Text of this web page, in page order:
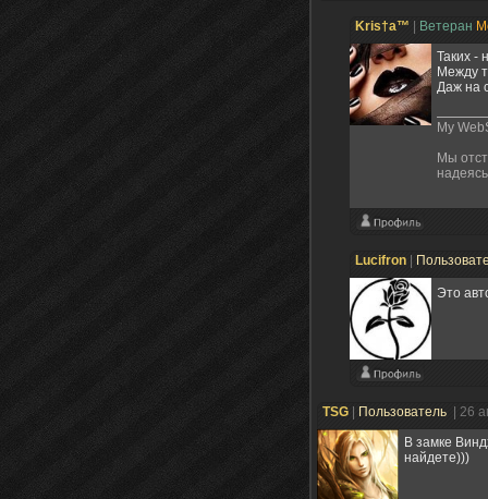
Kris†a™ Ветеран
Таких -
Между
Даж на
My
Мы
Lucifron
Это
TSG Пользователь
| 26
В замке
найдете)))